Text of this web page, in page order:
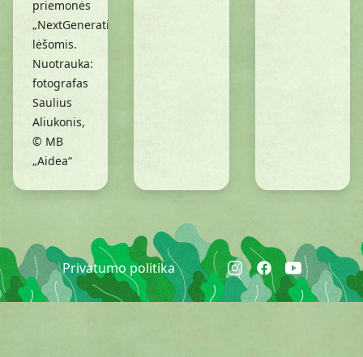
priemonės
„NextGenerationEU“
lėšomis.
Nuotrauka:
fotografas
Saulius
Aliukonis,
© MB
„Aidea“
Privatumo politika